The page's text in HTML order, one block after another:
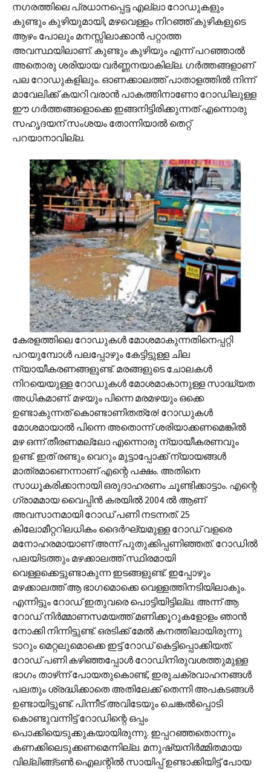
നഗരത്തിലെ പ്രധാനപ്പെട്ട എല്ലാ റോഡുകളും
കുണ്ടും കുഴിയുമായി, മഴവെള്ളം നിറഞ്ഞ് കുഴികളുടെ
ആഴം പോലും മനസ്സിലാക്കാൻ പറ്റാത്ത
അവസ്ഥയിലാണ്. കുണ്ടും കുഴിയും എന്ന് പറഞ്ഞാൽ
അതൊരു ശരിയായ വർണ്ണനയാകില്ല. ഗർത്തങ്ങളാണ്
പല റോഡുകളിലും. ഓണക്കാലത്ത് പാതാളത്തിൽ നിന്ന്
മാവേലിക്ക് കയറി വരാൻ പാകത്തിനാണോ റോഡിലുള്ള
ഈ ഗർത്തങ്ങളൊക്കെ ഇങ്ങനിട്ടിരിക്കുന്നത് എന്നൊരു
സഹൃദയന് സംശയം തോന്നിയാൽ തെറ്റ്
പറയാനാവില്ല.
കേരളത്തിലെ റോഡുകൾ മോശമാകുന്നതിനെപ്പറ്റി
പറയുമ്പോൾ പലപ്പോഴും കേട്ടിട്ടുള്ള ചില
ന്യായീകരണങ്ങളുണ്ട്. മരങ്ങളുടെ ചോലകൾ
നിറയെയുള്ള റോഡുകൾ മോശമാകാനുള്ള സാദ്ധ്യത
അധികമാണ്. മഴയും പിന്നെ മരമഴയും ഒക്കെ
ഉണ്ടാകുന്നത് കൊണ്ടാണിതത്രേ! റോഡുകൾ
മോശമായാൽ പിന്നെ അതൊന്ന് ശരിയാക്കണമെങ്കിൽ
മഴ ഒന്ന് തീരണമല്ലോ എന്നൊരു ന്യായീകരണവും
ഉണ്ട്. ഇത് രണ്ടും വെറും മുട്ടാപ്പോക്ക് ന്യായങ്ങൾ
മാത്രമാണെന്നാണ് എന്റെ പക്ഷം. അതിനെ
സാധൂകരിക്കാനായി ഒരുദാഹരണം ചൂണ്ടിക്കാട്ടാം. എന്റെ
ഗ്രാമമായ വൈപ്പിൻ കരയിൽ 2004 ൽ ആണ്
അവസാനമായി റോഡ് പണി നടന്നത്. 25
കിലോമീറ്ററിലധികം ദൈർഘ്യമുള്ള റോഡ് വളരെ
മനോഹരമായാണ് അന്ന് പുതുക്കിപ്പണിഞ്ഞത്. റോഡിൽ
പലയിടത്തും മഴക്കാലത്ത് സ്ഥിരമായി
വെള്ളക്കെട്ടുണ്ടാകുന്ന ഇടങ്ങളുണ്ട്. ഇപ്പോഴും
മഴക്കാലത്ത് ആ ഭാഗമൊക്കെ വെള്ളത്തിനടിയിലാകും.
എന്നിട്ടും റോഡ് ഇതുവരെ പൊട്ടിയിട്ടില്ല. അന്ന് ആ
റോഡ് നിർമ്മാണസമയത്ത് മണിക്കൂറുകളോളം ഞാൻ
നോക്കി നിന്നിട്ടുണ്ട്. ഒരടിക്ക് മേൽ കനത്തിലായിരുന്നു
ടാറും മെറ്റലുമൊക്കെ ഇട്ട് റോഡ് കെട്ടിപ്പൊക്കിയത്.
റോഡ് പണി കഴിഞ്ഞപ്പോൾ റോഡിനിരുവശത്തുമുള്ള
ഭാഗം താഴ്‌ന്ന് പോയതുകൊണ്ട്, ഇരുചക്രവാഹനങ്ങൾ
പലതും ശ്രദ്ധിക്കാതെ അതിലേക്ക് തെന്നി അപകടങ്ങൾ
ഉണ്ടായിട്ടുണ്ട്. പിന്നീട് അവിടേയും ചെങ്കൽ‌പ്പൊടി
കൊണ്ടുവന്നിട്ട് റോഡിന്റെ ഒപ്പം
പൊക്കിയെടുക്കുകയായിരുന്നു. ഇപ്പറഞ്ഞതൊന്നും
കണക്കിലെടുക്കണമെന്നില്ല. മനുഷ്യനിർമ്മിതമായ
വില്ലിങ്ങ്‌ടൺ ഐലന്റിൽ സായിപ്പ് ഉണ്ടാക്കിയിട്ട് പോയ